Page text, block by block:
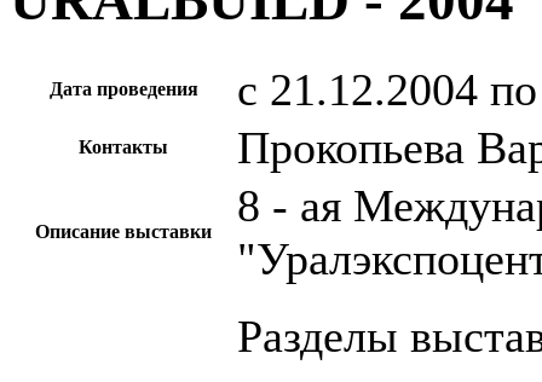
Дата проведения c 21.12.2004
Контакты Прокопьева
Описание выставки
8 - ая
Разделы